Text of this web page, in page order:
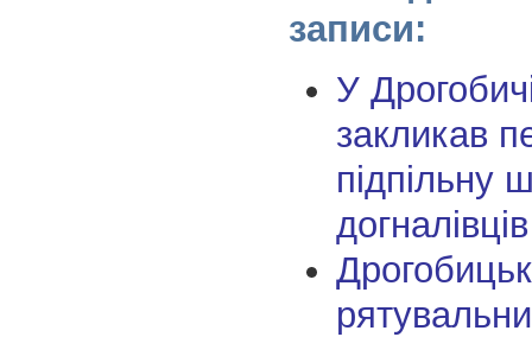
записи:
У
закликав
підпільну
догналівців